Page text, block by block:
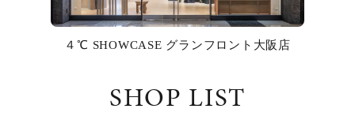
着用シーン
４℃ SHOWCASE グランフロント大阪店
SHOP LIST